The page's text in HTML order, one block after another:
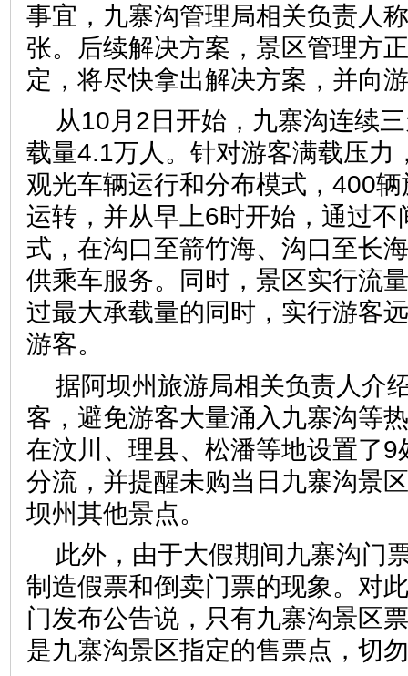
事宜，九寨沟管理局相关负责人
张。后续解决方案，景区管理方
定，将尽快拿出解决方案，并
从10月2日开始，九寨沟连续
载量4.1万人。针对游客满载压力
观光车辆运行和分布模式，400
运转，并从早上6时开始，通过不
式，在沟口至箭竹海、沟口至长
供乘车服务。同时，景区实行流
过最大承载量的同时，实行游客
游客。
据阿坝州旅游局相关负责人介
客，避免游客大量涌入九寨沟等
在汶川、理县、松潘等地设置了
分流，并提醒未购当日九寨沟景
坝州其他景点。
此外，由于大假期间九寨沟门
制造假票和倒卖门票的现象。对
门发布公告说，只有九寨沟景区
是九寨沟景区指定的售票点，